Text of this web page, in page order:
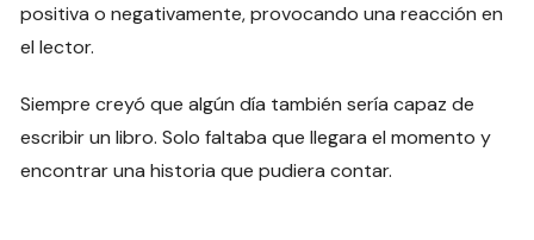
positiva o negativamente, provocando una reacción en
el lector.
Siempre creyó que algún día también sería capaz de
escribir un libro. Solo faltaba que llegara el momento y
encontrar una historia que pudiera contar.